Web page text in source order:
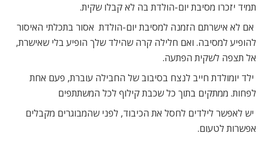
תמיד יזכרו מסיבת יום-הולדת בה לא קבלו שקית.
 אם לא אישרתם הזמנה למסיבת יום-הולדת  אסור בתכלתי האיסור
להופיע למסיבה. ואם חלילה קרה שהילד שלך הופיע בלי שאישרת,
אל תצפה לשקית הפתעה.
 ילד יומולדת חייב לנצח בסיבוב של החבילה עוברת, פעם אחת
לפחות. ממתקים בתוך כל שכבת קילוף לכל המשתתפים
 יש לאפשר לילדים לחסל את הכיבוד, לפני שהמבוגרים מקבלים
אפשרות לטעום.